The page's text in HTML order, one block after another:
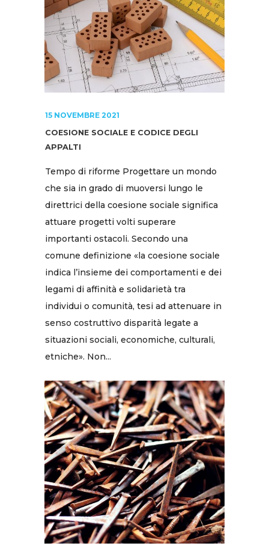
15 NOVEMBRE 2021
COESIONE SOCIALE E CODICE DEGLI
APPALTI
Tempo di riforme Progettare un mondo
che sia in grado di muoversi lungo le
direttrici della coesione sociale significa
attuare progetti volti superare
importanti ostacoli. Secondo una
comune definizione «la coesione sociale
indica l’insieme dei comportamenti e dei
legami di affinità e solidarietà tra
individui o comunità, tesi ad attenuare in
senso costruttivo disparità legate a
situazioni sociali, economiche, culturali,
etniche». Non...